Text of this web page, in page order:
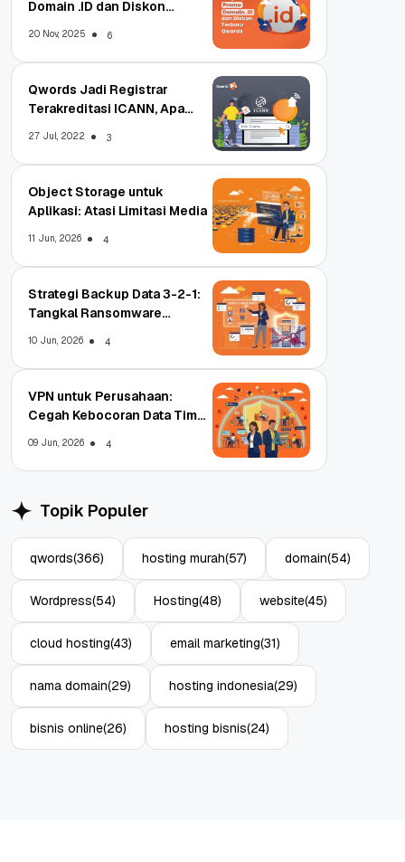
Domain .ID dan Diskon
20 Nov, 2025 6
Qwords Jadi Registrar
Terakreditasi ICANN, Apa
27 Jul, 2022 3
Object Storage untuk
Aplikasi: Atasi Limitasi Media
11 Jun, 2026 4
Strategi Backup Data 3-2-1:
Tangkal Ransomware
10 Jun, 2026 4
VPN untuk Perusahaan:
Cegah Kebocoran Data Tim
09 Jun, 2026 4
Topik Populer
qwords(366) hosting murah(57) domain(54)
Wordpress(54) Hosting(48) website(45)
cloud hosting(43) email marketing(31)
nama domain(29) hosting indonesia(29)
bisnis online(26) hosting bisnis(24)